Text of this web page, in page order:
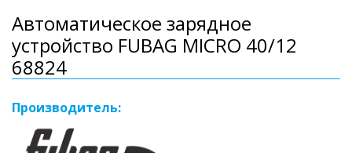
Автоматическое зарядное
устройство FUBAG MICRO 40/12
68824
Производитель: